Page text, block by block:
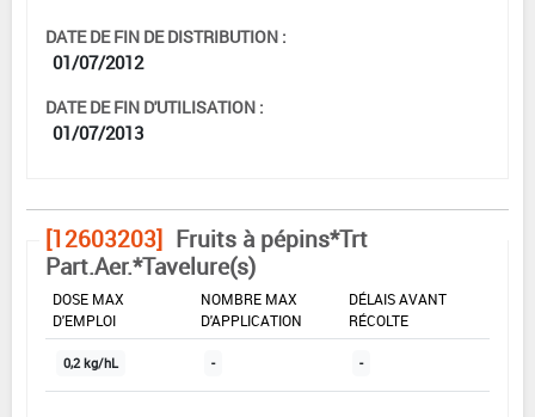
DATE DE FIN DE DISTRIBUTION :
01/07/2012
DATE DE FIN D'UTILISATION :
01/07/2013
[12603203] Fruits à pépins*Trt
Part.Aer.*Tavelure(s)
DOSE MAX
D'EMPLOI
NOMBRE MAX
D'APPLICATION
DÉLAIS AVANT
RÉCOLTE
0,2 kg/hL - -